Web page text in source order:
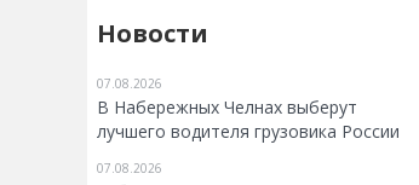
Новости
07.08.2026
В Набережных Челнах выберут
лучшего водителя грузовика России
07.08.2026